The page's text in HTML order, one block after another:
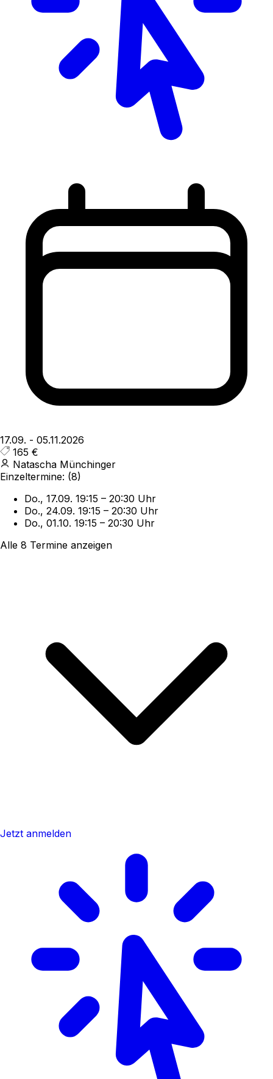
17.09. - 05.11.2026
165 €
Natascha Münchinger
Einzeltermine: (8)
Do., 17.09. 19:15 – 20:30 Uhr
Do., 24.09. 19:15 – 20:30 Uhr
Do., 01.10. 19:15 – 20:30 Uhr
Alle 8 Termine anzeigen
Jetzt anmelden